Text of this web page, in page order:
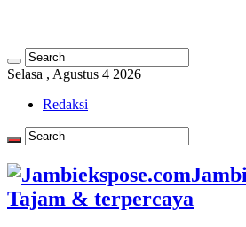
Selasa , Agustus 4 2026
Redaksi
Tajam & terpercaya